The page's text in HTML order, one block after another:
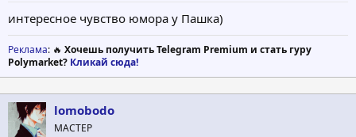
интересное чувство юмора у Пашка)
Реклама: 🔥 Хочешь получить Telegram Premium и стать гуру
Polymarket? Кликай сюда!
lomobodo
МАСТЕР